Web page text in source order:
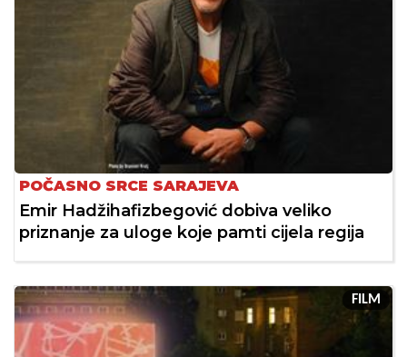
POČASNO SRCE SARAJEVA
Emir Hadžihafizbegović dobiva veliko
priznanje za uloge koje pamti cijela regija
FILM